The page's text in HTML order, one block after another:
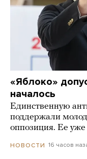
«Яблоко»
началось
Единственную
поддержали
оппозиция. Ее уже
НОВОСТИ 16 часов